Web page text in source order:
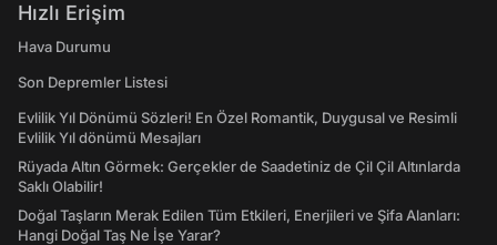
Hızlı Erişim
Hava Durumu
Son Depremler Listesi
Evlilik Yıl Dönümü Sözleri! En Özel Romantik, Duygusal ve Resimli
Evlilik Yıl dönümü Mesajları
Rüyada Altın Görmek: Gerçekler de Saadetiniz de Çil Çil Altınlarda
Saklı Olabilir!
Doğal Taşların Merak Edilen Tüm Etkileri, Enerjileri ve Şifa Alanları:
Hangi Doğal Taş Ne İşe Yarar?